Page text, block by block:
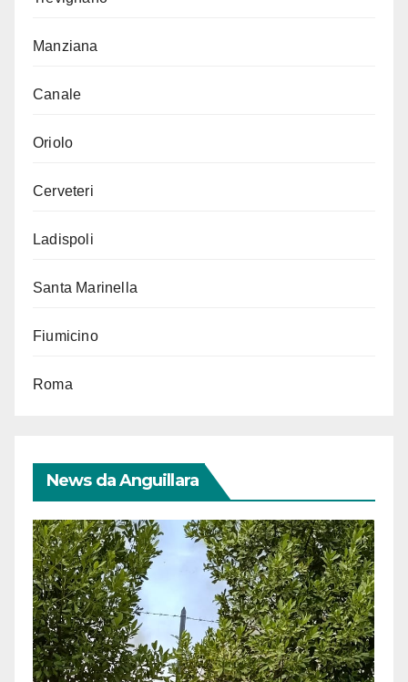
Manziana
Canale
Oriolo
Cerveteri
Ladispoli
Santa Marinella
Fiumicino
Roma
News da Anguillara